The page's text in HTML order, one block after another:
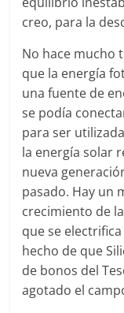
creo, para la
No hace mucho
que la energía
una fuente de
se podía
para ser
la energía solar
nueva
pasado. Hay un
crecimiento de
que se
hecho de que
de bonos del
agotado el